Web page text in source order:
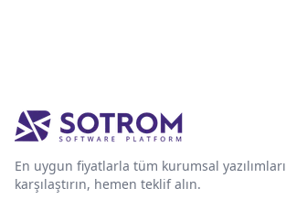
En uygun fiyatlarla tüm kurumsal yazılımları
karşılaştırın, hemen teklif alın.